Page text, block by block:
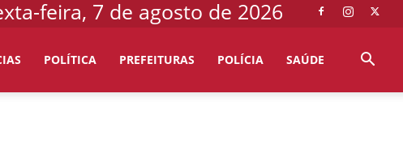
feira, 7 de agosto de 2026
POLÍTICA PREFEITURAS POLÍCIA SAÚDE